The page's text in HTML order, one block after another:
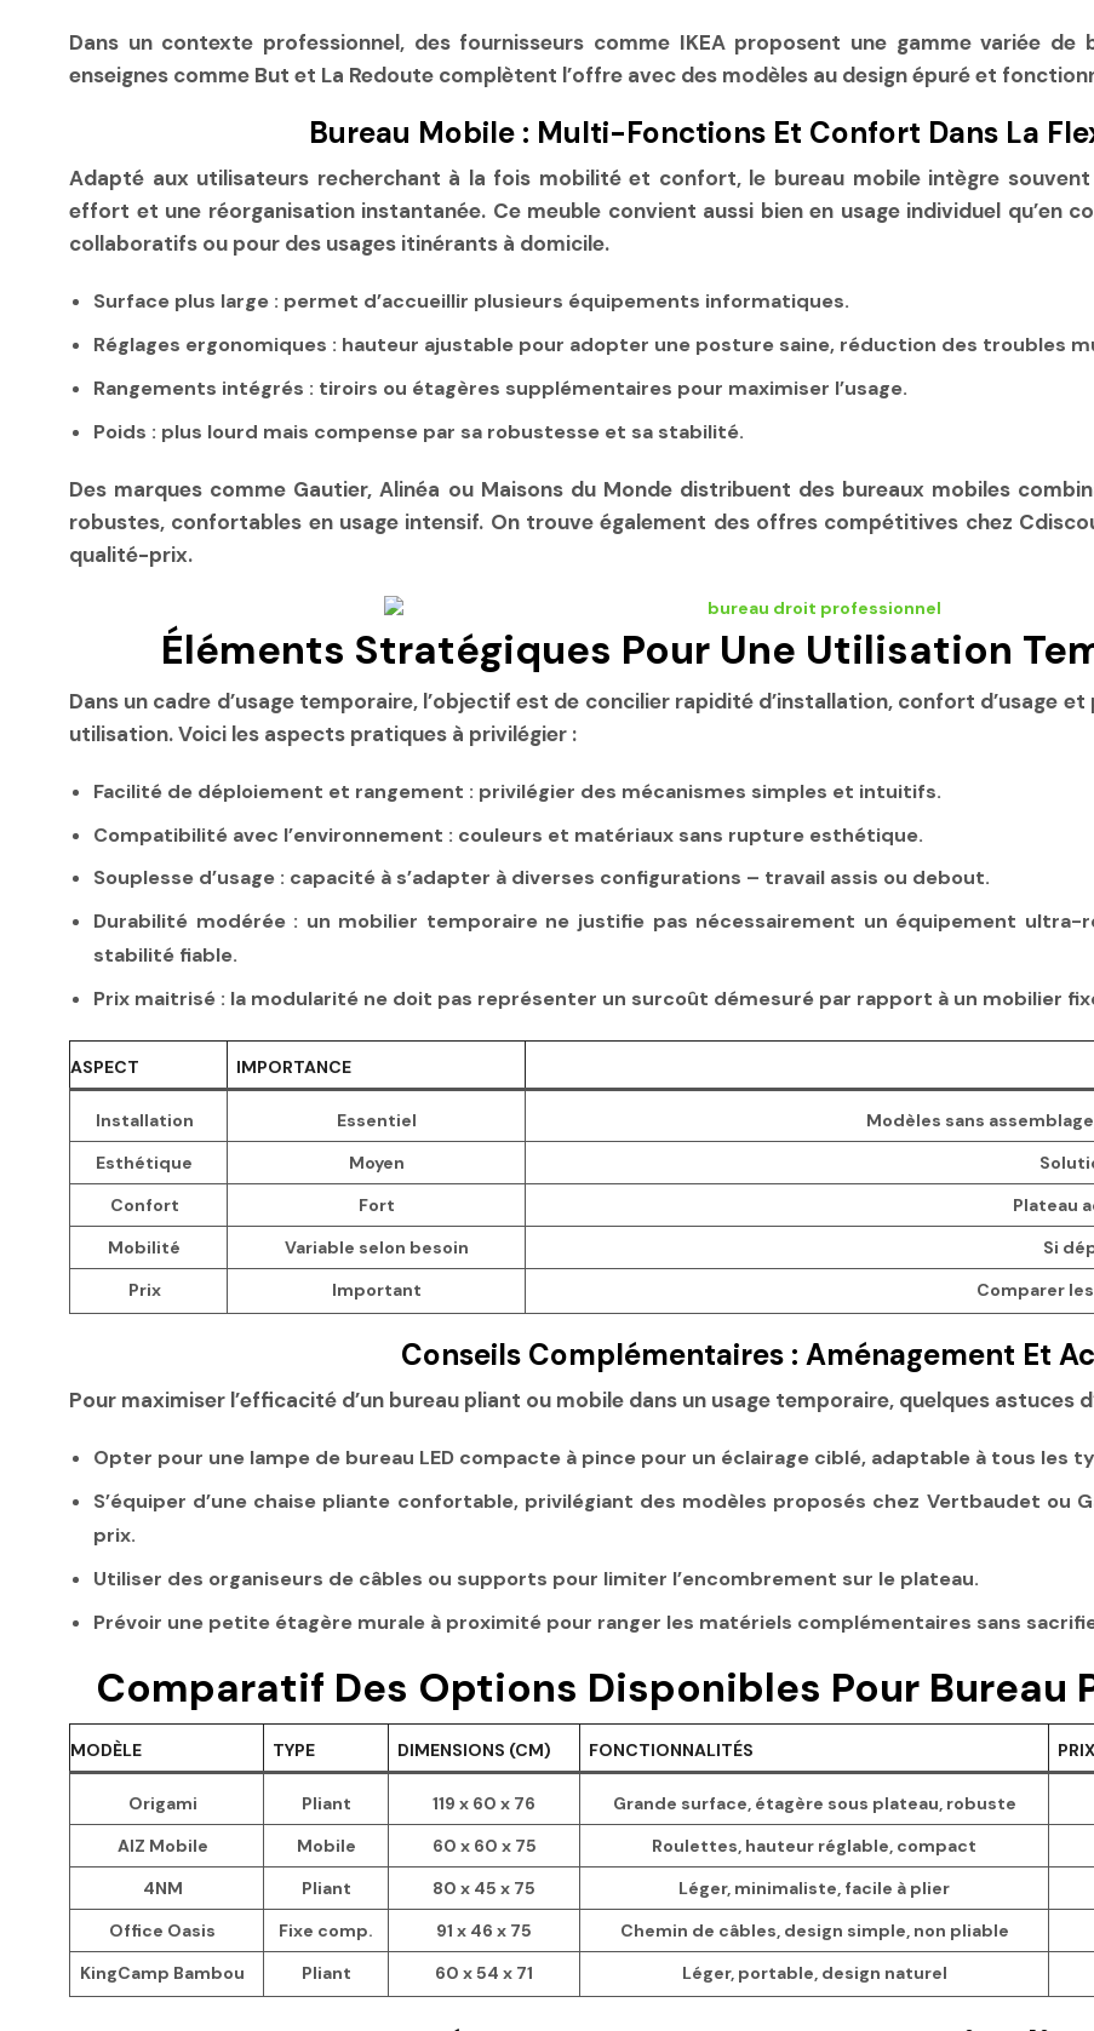
Dans un contexte professionnel, des fournisseurs comme IKEA proposent une gamme variée
enseignes comme But et La Redoute complètent l’offre avec des modèles au design épuré et
Bureau Mobile : Multi-Fonctions Et Confort Dans La
Adapté aux utilisateurs recherchant à la fois mobilité et confort, le bureau mobile intègre
effort et une réorganisation instantanée. Ce meuble convient aussi bien en usage individuel qu’en
collaboratifs ou pour des usages itinérants à domicile.
Surface plus large : permet d’accueillir plusieurs équipements informatiques.
Réglages ergonomiques : hauteur ajustable pour adopter une posture saine, réduction des troubles
Rangements intégrés : tiroirs ou étagères supplémentaires pour maximiser l’usage.
Poids : plus lourd mais compense par sa robustesse et sa stabilité.
Des marques comme Gautier, Alinéa ou Maisons du Monde distribuent des bureaux mobiles
robustes, confortables en usage intensif. On trouve également des offres compétitives chez
qualité-prix.
Éléments Stratégiques Pour Une Utilisation
Dans un cadre d’usage temporaire, l’objectif est de concilier rapidité d’installation, confort d’usage
utilisation. Voici les aspects pratiques à privilégier :
Facilité de déploiement et rangement : privilégier des mécanismes simples et intuitifs.
Compatibilité avec l’environnement : couleurs et matériaux sans rupture esthétique.
Souplesse d’usage : capacité à s’adapter à diverses configurations – travail assis ou debout.
Durabilité modérée : un mobilier temporaire ne justifie pas nécessairement un équipement
stabilité fiable.
Prix maitrisé : la modularité ne doit pas représenter un surcoût démesuré par rapport à un mobilier
ASPECT IMPORTANCE
Installation Essentiel
Modèles sans
Esthétique
Moyen
Confort
Fort
Plateau
Mobilité
Variable selon besoin
Si
Prix
Important Comparer
Conseils Complémentaires : Aménagement Et
Pour maximiser l’efficacité d’un bureau pliant ou mobile dans un usage temporaire, quelques astuces
Opter pour une lampe de bureau LED compacte à pince pour un éclairage ciblé, adaptable à tous les
S’équiper d’une chaise pliante confortable, privilégiant des modèles proposés chez Vertbaudet
prix.
Utiliser des organiseurs de câbles ou supports pour limiter l’encombrement sur le plateau.
Prévoir une petite étagère murale à proximité pour ranger les matériels complémentaires sans
Comparatif Des Options Disponibles Pour Bureau
MODÈLE TYPE DIMENSIONS (CM) FONCTIONNALITÉS
Origami Pliant 119 x 60 x 76 Grande surface, étagère sous plateau, robuste
AIZ Mobile
Mobile 60 x 60 x 75 Roulettes, hauteur réglable, compact
4NM
Pliant 80 x 45 x 75 Léger, minimaliste, facile à plier
Office Oasis
Fixe comp. 91 x 46 x 75 Chemin de câbles, design simple, non pliable
KingCamp Bambou
Pliant 60 x 54 x 71 Léger, portable, design naturel